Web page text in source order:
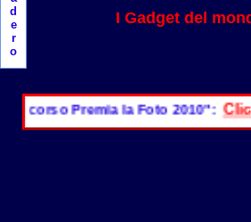
d
e
r
o
I Gadget del
Premia la Foto 2010":Clicca